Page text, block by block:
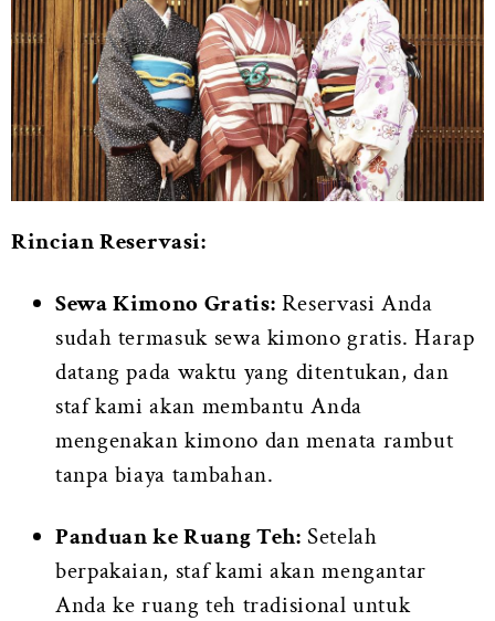
Rincian Reservasi:
Sewa Kimono Gratis: Reservasi Anda
sudah termasuk sewa kimono gratis. Harap
datang pada waktu yang ditentukan, dan
staf kami akan membantu Anda
mengenakan kimono dan menata rambut
tanpa biaya tambahan.
Panduan ke Ruang Teh: Setelah
berpakaian, staf kami akan mengantar
Anda ke ruang teh tradisional untuk